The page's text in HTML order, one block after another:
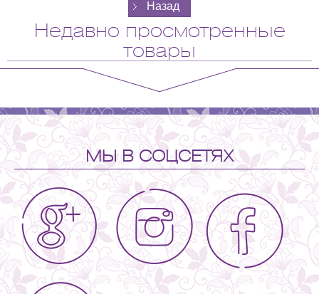
Недавно просмотренные
товары
МЫ В СОЦСЕТЯХ